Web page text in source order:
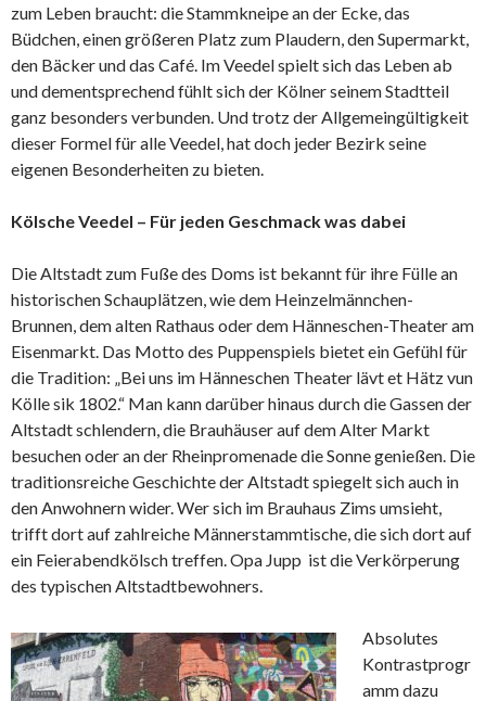
zum Leben braucht: die Stammkneipe an der Ecke, das
Büdchen, einen größeren Platz zum Plaudern, den Supermarkt,
den Bäcker und das Café. Im Veedel spielt sich das Leben ab
und dementsprechend fühlt sich der Kölner seinem Stadtteil
ganz besonders verbunden. Und trotz der Allgemeingültigkeit
dieser Formel für alle Veedel, hat doch jeder Bezirk seine
eigenen Besonderheiten zu bieten.
Kölsche Veedel – Für jeden Geschmack was dabei
Die Altstadt zum Fuße des Doms ist bekannt für ihre Fülle an
historischen Schauplätzen, wie dem Heinzelmännchen-
Brunnen, dem alten Rathaus oder dem Hänneschen-Theater am
Eisenmarkt. Das Motto des Puppenspiels bietet ein Gefühl für
die Tradition: „Bei uns im Hänneschen Theater lävt et Hätz vun
Kölle sik 1802.“ Man kann darüber hinaus durch die Gassen der
Altstadt schlendern, die Brauhäuser auf dem Alter Markt
besuchen oder an der Rheinpromenade die Sonne genießen. Die
traditionsreiche Geschichte der Altstadt spiegelt sich auch in
den Anwohnern wider. Wer sich im Brauhaus Zims umsieht,
trifft dort auf zahlreiche Männerstammtische, die sich dort auf
ein Feierabendkölsch treffen. Opa Jupp ist die Verkörperung
des typischen Altstadtbewohners.
Absolutes
Kontrastprogr
amm dazu